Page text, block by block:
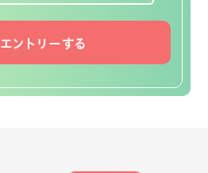
エントリーする